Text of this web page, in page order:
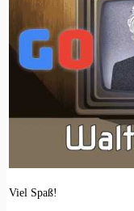
Viel Spaß!